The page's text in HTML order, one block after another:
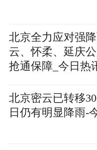
北京全力应对强
云、怀柔、延庆
抢通保障_今日热
北京密云已转移
日仍有明显降雨-